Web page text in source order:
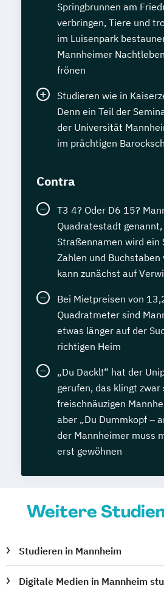
Springbrunnen am
verbringen, Tiere und
im Luisenpark
Mannheimer
frönen
Studieren wie in
Denn ein Teil der
der Universität
im prächtigen
Contra
T3 4? Oder D6 15?
Quadratestadt
Straßennamen wird ein
Zahlen und
kann zunächst auf
Bei Mietpreisen von
Quadratmeter sind
etwas länger auf der
richtigen Heim
„Du Dackl!“ hat der
gerufen, das klingt
freischnäuzigen
aber „Du Dummkopf –
der Mannheimer muss
erst gewöhnen
Weitere
Studieren in Mannheim
Digitale Medien in Mannheim